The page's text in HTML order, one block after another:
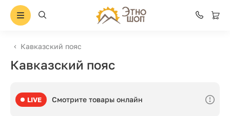
Кавказский пояс
Кавказский пояс
LIVE Смотрите товары онлайн